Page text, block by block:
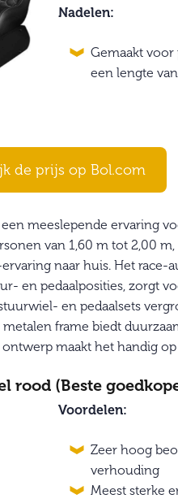
Nadelen:
Gemaakt
een lengte
de prijs op Bol.com
meeslepende ervaring
van 1,60 m tot 2,00
naar huis. Het race-
en pedaalposities, zorgt
en pedaalsets
frame biedt
maakt het handig
rood (Beste
Voordelen:
Zeer hoog
verhouding
Meest sterke